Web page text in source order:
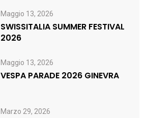
Maggio 13, 2026
SWISSITALIA SUMMER FESTIVAL
2026
Maggio 13, 2026
VESPA PARADE 2026 GINEVRA
Marzo 29, 2026